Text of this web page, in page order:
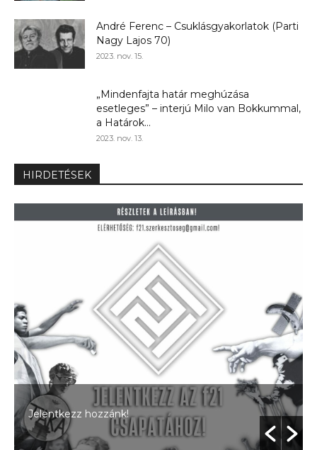
André Ferenc – Csuklásgyakorlatok (Parti
Nagy Lajos 70)
2023. nov. 15.
„Mindenfajta határ meghúzása
esetleges” – interjú Milo van Bokkummal,
a Határok...
2023. nov. 13.
HIRDETÉSEK
Jelentkezz hozzánk!